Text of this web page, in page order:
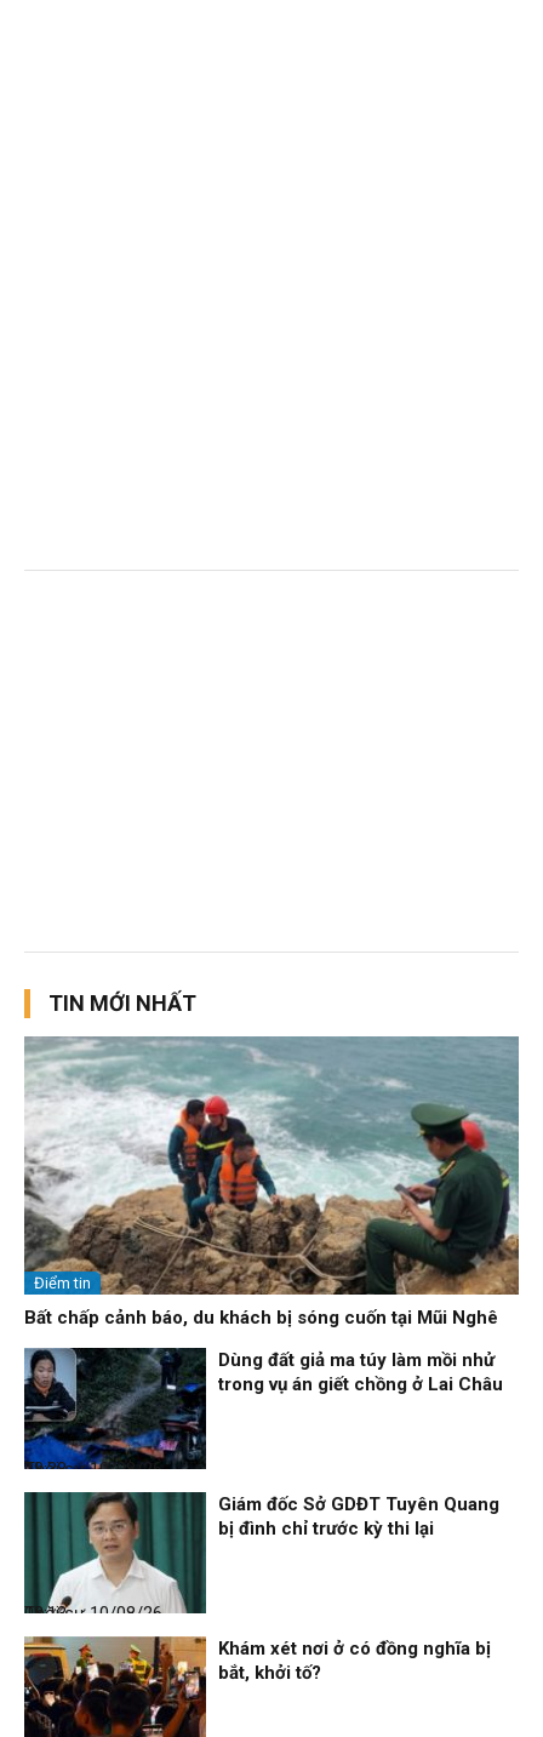
TIN MỚI NHẤT
Điểm tin
Bất chấp cảnh báo, du khách bị sóng cuốn tại Mũi Nghê
Thời sự
10/08/26, 08:38
Dùng đất giả ma túy làm mồi nhử
trong vụ án giết chồng ở Lai Châu
Thời sự
10/08/26, 08:13
Giám đốc Sở GDĐT Tuyên Quang
bị đình chỉ trước kỳ thi lại
Khám xét nơi ở có đồng nghĩa bị
bắt, khởi tố?